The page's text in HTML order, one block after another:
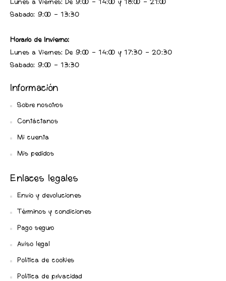
Lunes a Viernes: De 9:00 - 14:00 y 18:00 - 21:00
Sabado: 9:00 - 13:30
Horario de Invierno:
Lunes a Viernes: De 9:00 - 14:00 y 17:30 - 20:30
Sabado: 9:00 - 13:30
Información
Sobre nosotros
Contáctanos
Mi cuenta
Mis pedidos
Enlaces legales
Envío y devoluciones
Términos y condiciones
Pago seguro
Aviso legal
Política de cookies
Política de privacidad